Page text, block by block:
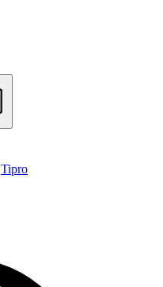
Tipro